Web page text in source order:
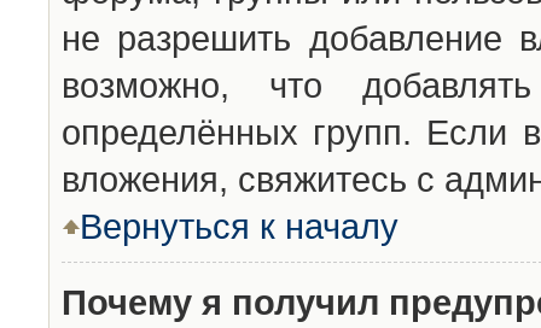
не разрешить добавление
возможно, что
определённых групп. Если
вложения, свяжитесь с
Вернуться к началу
Почему я получил